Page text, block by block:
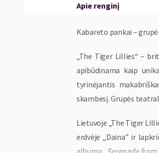
Apie renginį
Kabareto pankai –
„The Tiger Lillies“ –
apibūdinama kaip
tyrinėjantis
skambesį. Grupės
Lietuvoje „The Tiger
erdvėje „Daina” ir
albumą „Serenade from